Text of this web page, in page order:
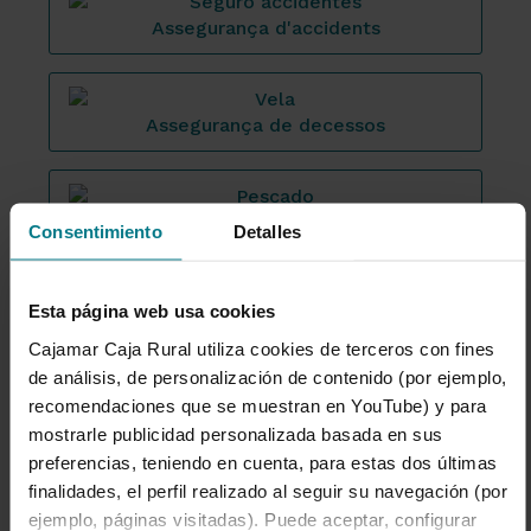
Consentimiento Detalles
Esta página web usa cookies
Cajamar Caja Rural utiliza cookies de terceros con fines
de análisis, de personalización de contenido (por ejemplo,
recomendaciones que se muestran en YouTube) y para
mostrarle publicidad personalizada basada en sus
preferencias, teniendo en cuenta, para estas dos últimas
finalidades, el perfil realizado al seguir su navegación (por
ejemplo, páginas visitadas). Puede aceptar, configurar
Assegurança d'accidents
Assegurança de decessos
Assegurança de caça i pesca
Assegurances de salut
Assegurança de l'automòbil
Assegurança d'incapacitat laboral